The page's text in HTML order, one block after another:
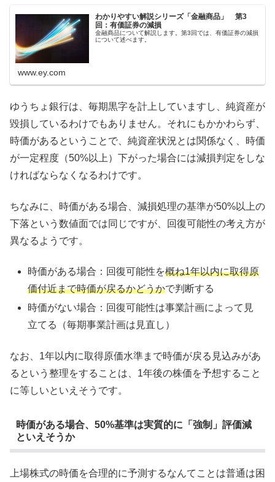
わかりやすい解説シリーズ「金融商品」 第3
回：有価証券の減損
金融商品について解説します。第3回では、有価証券の減損
について述べます。
www.ey.com
ゆうちょ銀行は、毎期黒字を計上していますし、純資産が
毀損しているわけでもありません。それにもかかわらず、
時価があるということで、純資産状況とは関係なく、時価
が一定程度（50%以上）下がった場合には減損判定をしな
ければならなくなるわけです。
ちなみに、時価がある場合、減損処理の基準が50%以上の
下落という数値面では同じですが、回復可能性の考え方が
異なるようです。
時価がある場合：回復可能性を概ね1年以内に取得原
価付近まで時価が戻るかどうかで判断する
時価がない場合：回復可能性は事業計画によって見
立てる（毎期事業計画は見直し）
なお、1年以内に取得原価水準まで時価が戻る見込みがあ
るという整理をすることは、1年後の株価を予想すること
に等しいといえそうです。
時価がある場合、50%基準は実質的に「強制」評価減
といえそうか
上場株式の時価を合理的に予測するなんてことは普通は困